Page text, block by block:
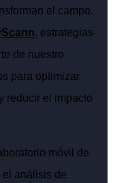
el campo.
, estrategias
de nuestro
para optimizar
reducir el impacto
móvil de
el análisis de